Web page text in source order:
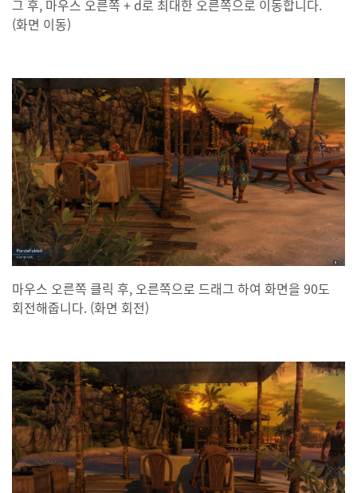
그 후, 마우스 오른쪽 + d로 최대한 오른쪽으로 이동합니다.
(화면 이동)
마우스 오른쪽 클릭 후, 오른쪽으로 드래그 하여 화면을 90도
회전해줍니다. (화면 회전)